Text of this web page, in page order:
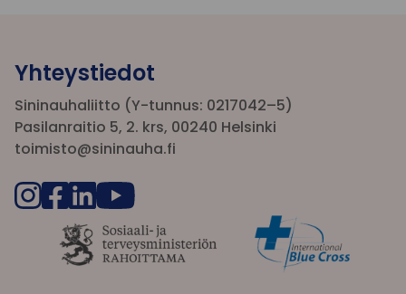
Yhteystiedot
Sininauhaliitto (Y-tunnus: 0217042–5)
Pasilanraitio 5, 2. krs, 00240 Helsinki
toimisto@sininauha.fi